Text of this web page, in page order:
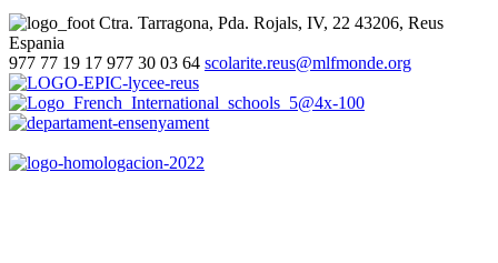
Ctra. Tarragona, Pda. Rojals, IV, 22 43206, Reus
Espania
977 77 19 17 977 30 03 64 scolarite.reus@mlfmonde.org